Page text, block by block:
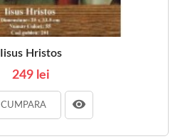
Iisus Hristos
249 lei
CUMPARA